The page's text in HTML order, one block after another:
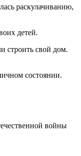
раскулачиванию,
детей.
строить свой дом.
состоянии.
войны